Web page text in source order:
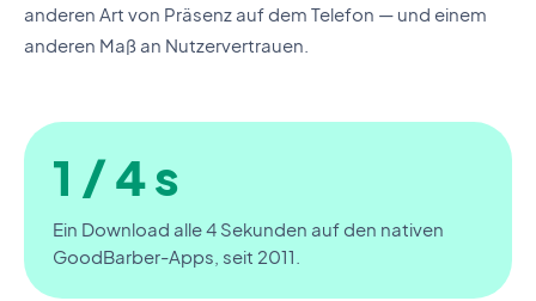
anderen Art von Präsenz auf dem Telefon — und einem
anderen Maß an Nutzervertrauen.
1 / 4 s
Ein Download alle 4 Sekunden auf den nativen
GoodBarber-Apps, seit 2011.